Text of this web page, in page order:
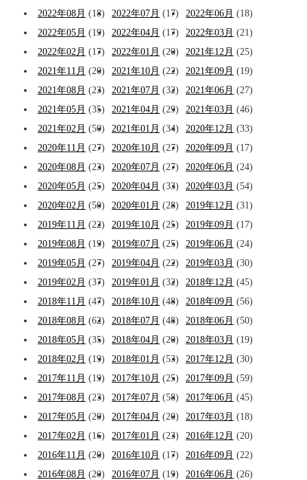
2022年08月 (18) 2022年07月 (17) 2022年06月 (18)
2022年05月 (19) 2022年04月 (17) 2022年03月 (21)
2022年02月 (17) 2022年01月 (20) 2021年12月 (25)
2021年11月 (20) 2021年10月 (22) 2021年09月 (19)
2021年08月 (23) 2021年07月 (32) 2021年06月 (27)
2021年05月 (35) 2021年04月 (29) 2021年03月 (46)
2021年02月 (50) 2021年01月 (34) 2020年12月 (33)
2020年11月 (27) 2020年10月 (27) 2020年09月 (17)
2020年08月 (23) 2020年07月 (27) 2020年06月 (24)
2020年05月 (25) 2020年04月 (33) 2020年03月 (54)
2020年02月 (50) 2020年01月 (28) 2019年12月 (31)
2019年11月 (22) 2019年10月 (25) 2019年09月 (17)
2019年08月 (19) 2019年07月 (25) 2019年06月 (24)
2019年05月 (27) 2019年04月 (22) 2019年03月 (30)
2019年02月 (37) 2019年01月 (32) 2018年12月 (45)
2018年11月 (47) 2018年10月 (48) 2018年09月 (56)
2018年08月 (62) 2018年07月 (48) 2018年06月 (50)
2018年05月 (35) 2018年04月 (20) 2018年03月 (19)
2018年02月 (19) 2018年01月 (53) 2017年12月 (30)
2017年11月 (19) 2017年10月 (25) 2017年09月 (59)
2017年08月 (23) 2017年07月 (58) 2017年06月 (45)
2017年05月 (20) 2017年04月 (20) 2017年03月 (18)
2017年02月 (16) 2017年01月 (23) 2016年12月 (20)
2016年11月 (20) 2016年10月 (17) 2016年09月 (22)
2016年08月 (20) 2016年07月 (19) 2016年06月 (26)